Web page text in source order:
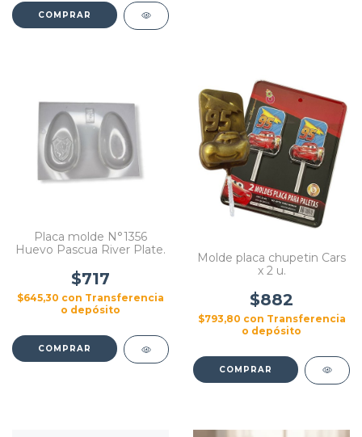
Placa molde N°1356
Huevo Pascua River Plate.
$717
$645,30 con Transferencia
o depósito
Molde placa chupetin Cars
x 2 u.
$882
$793,80 con Transferencia
o depósito